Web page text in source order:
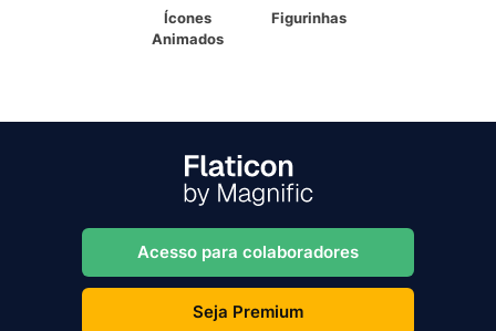
Ícones
Animados
Figurinhas
Acesso para colaboradores
Seja Premium